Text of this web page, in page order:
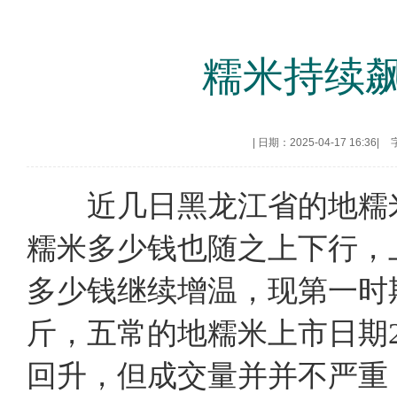
糯米持续
日期：2025-04-17 16:36
近几日黑龙江省的地糯
糯米多少钱也随之上下行
多少钱继续增温，现第一
斤，五常的地糯米上市日
回升，但成交量并并不严